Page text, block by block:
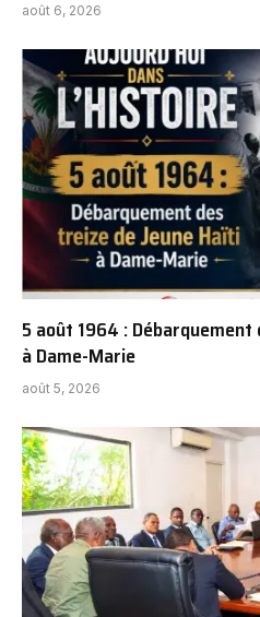
août 6, 2026
5 août 1964 :
à Dame-Marie
août 5, 2026